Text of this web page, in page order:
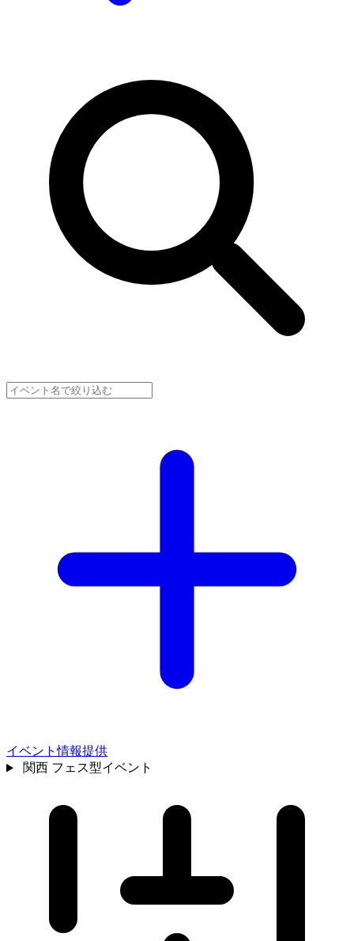
イベント情報提供
関西 フェス型イベント